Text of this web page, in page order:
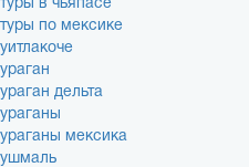
туры в чьяпасе
туры по мексике
уитлакоче
ураган
ураган дельта
ураганы
ураганы мексика
ушмаль